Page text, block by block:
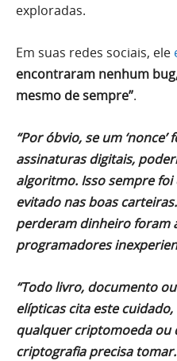
exploradas.
Em suas redes sociais, ele
encontraram nenhum
mesmo de sempre”.
“Por óbvio, se um
assinaturas digitais,
algoritmo. Isso sempre
evitado nas boas
perderam dinheiro foram
programadores
“Todo livro, documento
elípticas cita este
qualquer criptomoeda ou
criptografia precisa